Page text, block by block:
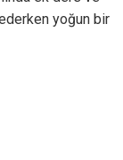
yoğun bir